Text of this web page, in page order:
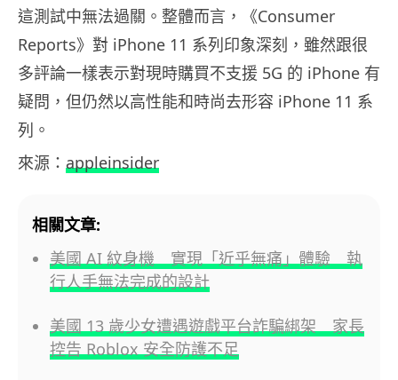
這測試中無法過關。整體而言，《Consumer
Reports》對 iPhone 11 系列印象深刻，雖然跟很
多評論一樣表示對現時購買不支援 5G 的 iPhone 有
疑問，但仍然以高性能和時尚去形容 iPhone 11 系
列。
來源： appleinsider
相關文章:
美國 AI 紋身機 實現「近乎無痛」體驗 執
行人手無法完成的設計
美國 13 歲少女遭遇遊戲平台詐騙綁架 家長
控告 Roblox 安全防護不足